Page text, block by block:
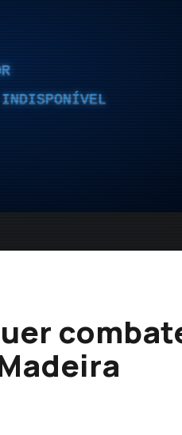
INDISPONÍVEL